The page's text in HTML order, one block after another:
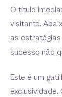
O título
visitante.
as
sucesso não
Este é um